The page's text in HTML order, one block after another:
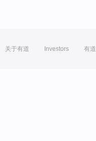
关于有道 Investors 有